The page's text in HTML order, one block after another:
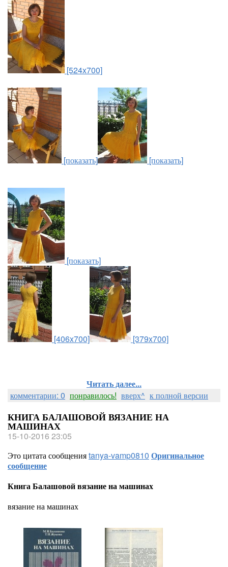
[524x700]
[показать] [показать]
[показать]
[406x700] [379x700]
Читать далее...
комментарии: 0 понравилось! вверх^ к полной версии
КНИГА БАЛАШОВОЙ ВЯЗАНИЕ НА
МАШИНАХ
15-10-2016 23:05
Это цитата сообщенияtanya-vamp0810 Оригинальное
сообщение
Книга Балашовой вязание на машинах
вязание на машинах